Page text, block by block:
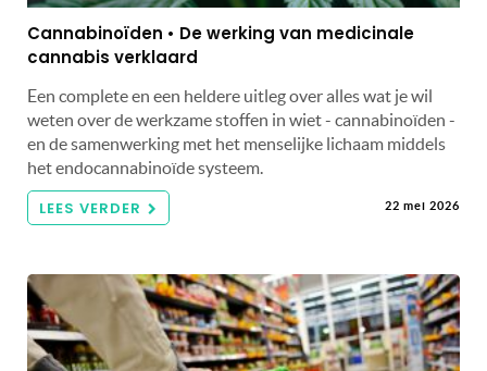
Cannabinoïden • De werking van medicinale
cannabis verklaard
Een complete en een heldere uitleg over alles wat je wil
weten over de werkzame stoffen in wiet - cannabinoïden -
en de samenwerking met het menselijke lichaam middels
het endocannabinoïde systeem.
LEES VERDER 22 mei 2026